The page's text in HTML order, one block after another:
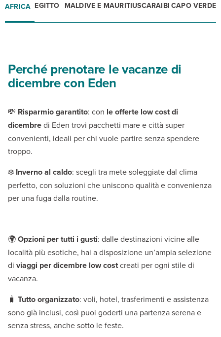
AFRICA EGITTO MALDIVE E MAURITIUSCARAIBI CAPO VERDE
Perché prenotare le vacanze di
dicembre con Eden
💸 Risparmio garantito: con le offerte low cost di
dicembredi Eden trovi pacchetti mare e città super
convenienti, ideali per chi vuole partire senza spendere
troppo.
❄️ Inverno al caldo: scegli tra mete soleggiate dal clima
perfetto, con soluzioni che uniscono qualità e convenienza
per una fuga dalla routine.
🌍Opzioni per tutti i gusti: dalle destinazioni vicine alle
località più esotiche, hai a disposizione un’ampia selezione
di viaggi per dicembre low costcreati per ogni stile di
vacanza.
🧳 Tutto organizzato: voli, hotel, trasferimenti e assistenza
sono già inclusi, così puoi goderti una partenza serena e
senza stress, anche sotto le feste.